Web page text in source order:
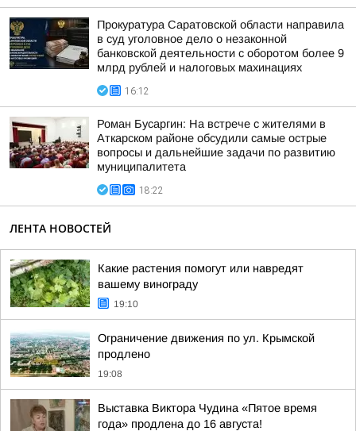
Прокуратура Саратовской области направила
в суд уголовное дело о незаконной
банковской деятельности с оборотом более 9
млрд рублей и налоговых махинациях
16:12
Роман Бусаргин: На встрече с жителями в
Аткарском районе обсудили самые острые
вопросы и дальнейшие задачи по развитию
муниципалитета
18:22
ЛЕНТА НОВОСТЕЙ
Какие растения помогут или навредят
вашему винограду
19:10
Ограничение движения по ул. Крымской
продлено
19:08
Выставка Виктора Чудина «Пятое время
года» продлена до 16 августа!